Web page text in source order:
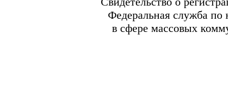
Федеральная служба по
в сфере массовых